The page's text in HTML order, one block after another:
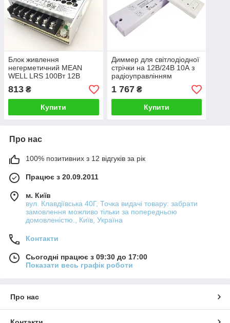
Блок живлення
негерметичний MEAN
WELL LRS 100Вт 12В
813 ₴
Купити
Диммер для світлодіодної
стрічки на 12В/24В 10А з
радіоуправлінням
SUNRICHER
1 767₴
Купити
Про нас
100% позитивних з 12 відгуків за рік
Працює з 20.09.2011
м. Київ
вул. Клавдіївська 40Г, Точка видачі товару: забрати
замовлення можливо тільки за попередньою
домовленістю., Київ, Україна
Контакти
Сьогодні працює з 09:30 до 17:00
Показати весь графік роботи
Про нас